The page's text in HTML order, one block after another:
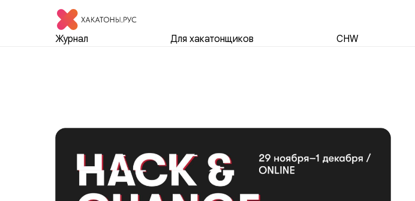
Журнал
Для хакатонщиков CHW